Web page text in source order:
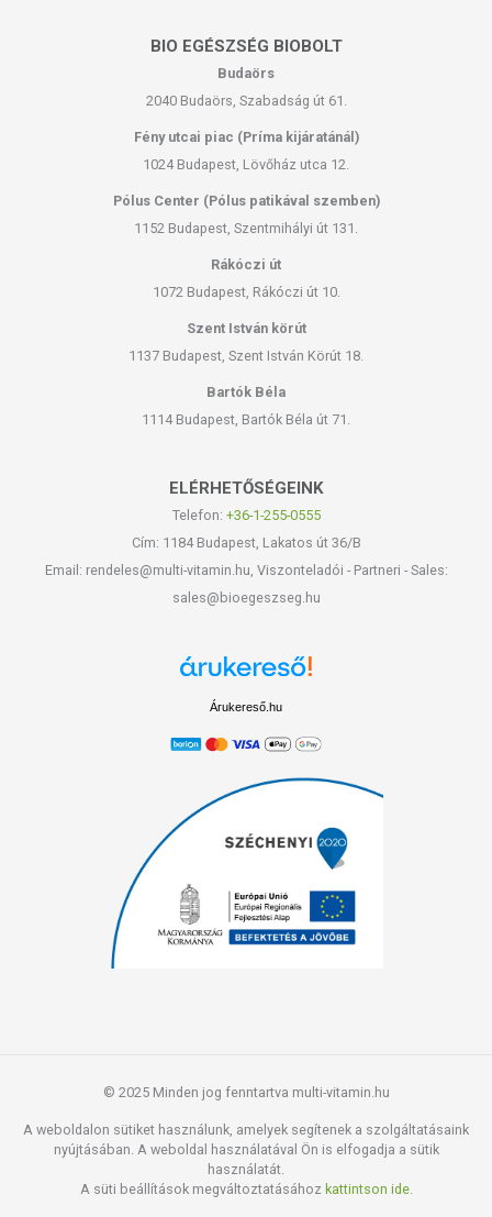
BIO EGÉSZSÉG BIOBOLT
Budaörs
2040 Budaörs, Szabadság út 61.
Fény utcai piac (Príma kijáratánál)
1024 Budapest, Lövőház utca 12.
Pólus Center (Pólus patikával szemben)
1152 Budapest, Szentmihályi út 131.
Rákóczi út
1072 Budapest, Rákóczi út 10.
Szent István körút
1137 Budapest, Szent István Körút 18.
Bartók Béla
1114 Budapest, Bartók Béla út 71.
ELÉRHETŐSÉGEINK
Telefon: +36-1-255-0555
Cím: 1184 Budapest, Lakatos út 36/B
Email: rendeles@multi-vitamin.hu, Viszonteladói - Partneri - Sales:
sales@bioegeszseg.hu
Árukereső.hu
© 2025 Minden jog fenntartva multi-vitamin.hu
A weboldalon sütiket használunk, amelyek segítenek a szolgáltatásaink
nyújtásában. A weboldal használatával Ön is elfogadja a sütik
használatát.
A süti beállítások megváltoztatásához kattintson ide.